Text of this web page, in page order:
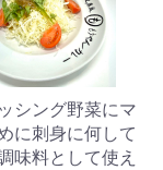
シング野菜にマ
に刺身に何して
味料として使え